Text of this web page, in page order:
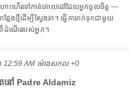
ោះហើរទៅកាន់គោលដៅដែលអ្នកចូលចិត្ត —
លែងថ្មីដើម្បីស្វែងរក។ ធ្វើការកក់ទុកជាមួយ
ដំណើររបស់អ្នក។
12:59 AM ម៉ោង​សកល +0
នៅ Padre Aldamiz